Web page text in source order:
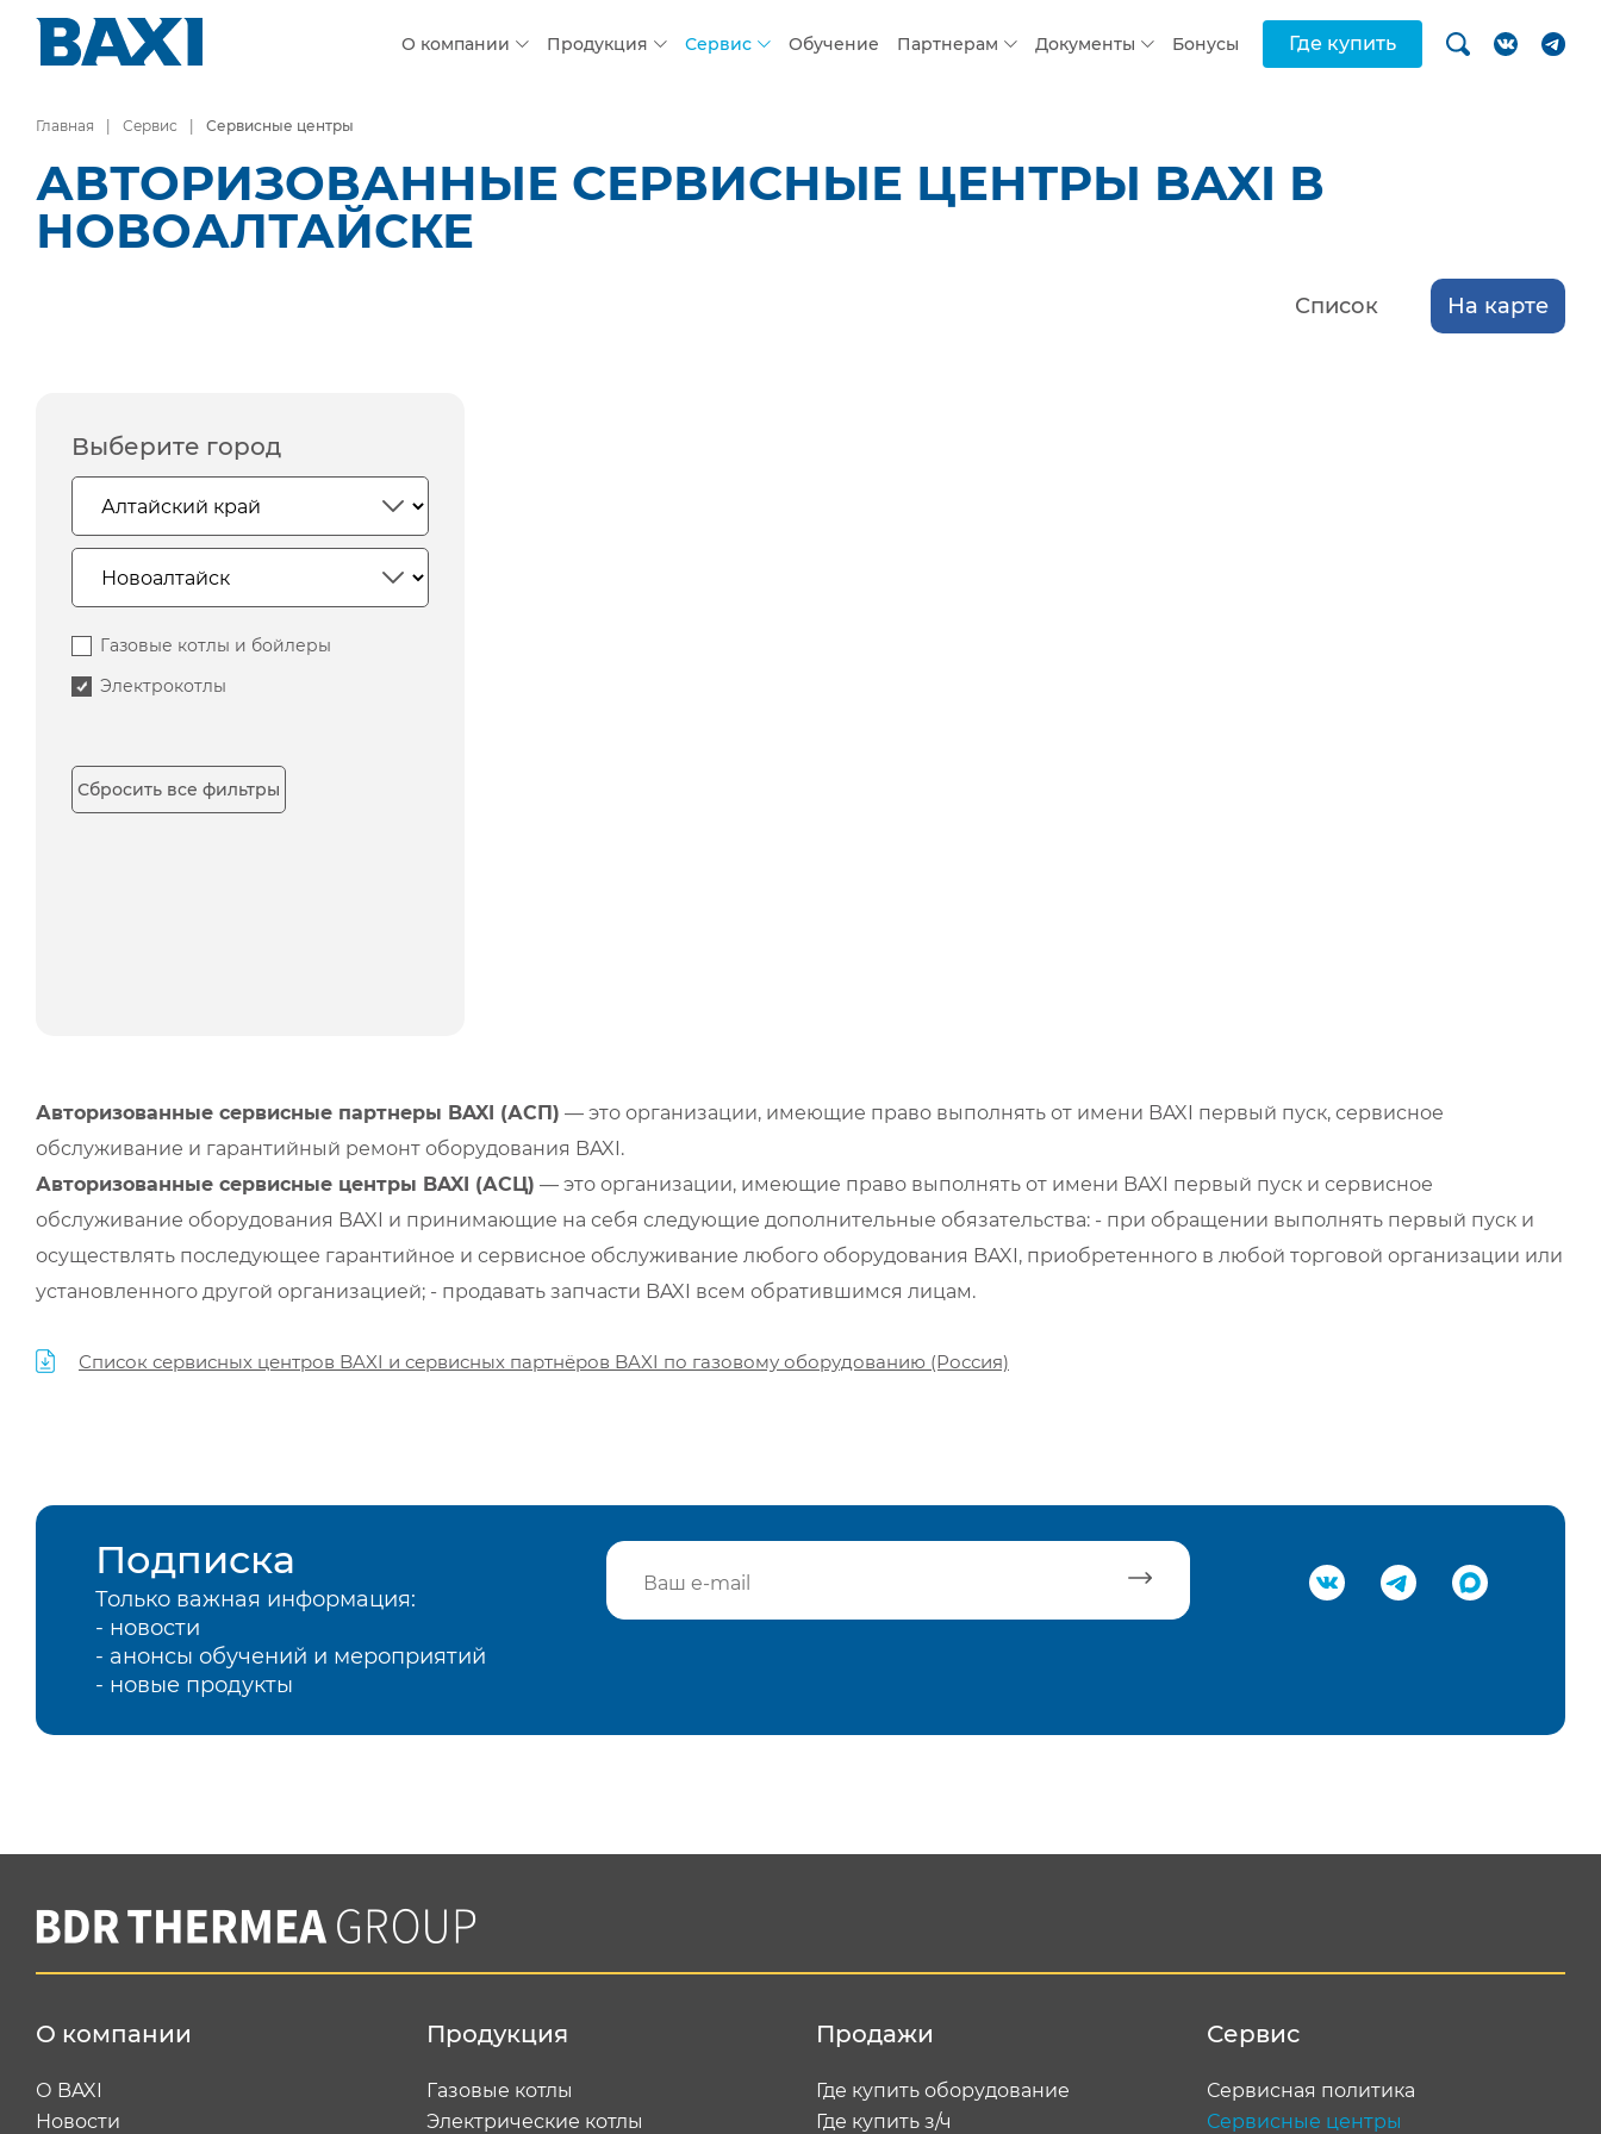
О компании Продукция Сервис Обучение Партнерам Документы Бонусы Где купить
Главная Сервис Сервисные центры
АВТОРИЗОВАННЫЕ СЕРВИСНЫЕ ЦЕНТРЫ BAXI В
НОВОАЛТАЙСКЕ
Список На карте
Выберите город
Газовые котлы и бойлеры
Электрокотлы
Сбросить все фильтры
Авторизованные сервисные партнеры BAXI (АСП) — это организации, имеющие право выполнять от имени BAXI первый пуск, сервисное
обслуживание и гарантийный ремонт оборудования BAXI.
Авторизованные сервисные центры BAXI (АСЦ) — это организации, имеющие право выполнять от имени BAXI первый пуск и сервисное
обслуживание оборудования BAXI и принимающие на себя следующие дополнительные обязательства: - при обращении выполнять первый пуск и
осуществлять последующее гарантийное и сервисное обслуживание любого оборудования BAXI, приобретенного в любой торговой организации или
установленного другой организацией; - продавать запчасти BAXI всем обратившимся лицам.
Список сервисных центров BAXI и сервисных партнёров BAXI по газовому оборудованию (Россия)
Подписка
Только важная информация:
- новости
- анонсы обучений и мероприятий
- новые продукты
О компании
О BAXI
Новости
Продукция
Газовые котлы
Электрические котлы
Продажи
Где купить оборудование
Где купить з/ч
Сервис
Сервисная политика
Сервисные центры